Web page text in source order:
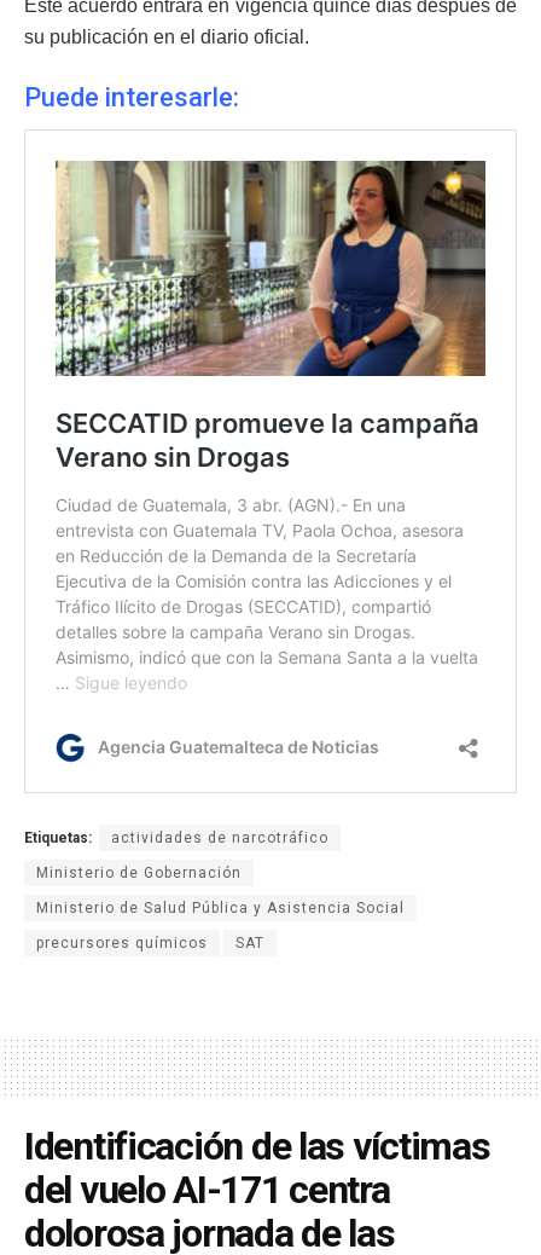
Este acuerdo entrará en vigencia quince días después de
su publicación en el diario oficial.
Puede interesarle:
Etiquetas: actividades de narcotráfico
Ministerio de Gobernación
Ministerio de Salud Pública y Asistencia Social
precursores químicos SAT
Identificación de las víctimas
del vuelo AI-171 centra
dolorosa jornada de las